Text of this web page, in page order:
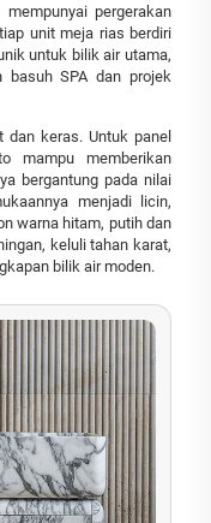
pergerakan
unit meja rias berdiri
untuk bilik air utama,
SPA dan projek
dan keras. Untuk panel
mampu memberikan
bergantung pada nilai
menjadi licin,
warna hitam, putih dan
keluli tahan karat,
bilik air moden.